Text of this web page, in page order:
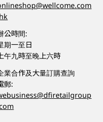
公時間:
期一至日
午九時至晚上六時
業合作及大量訂購查詢
郵: